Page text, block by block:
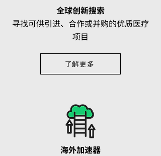
全球创新搜索
​寻找可供引进、合作或并购的优质医疗
项目
了解更多​
海外加速器